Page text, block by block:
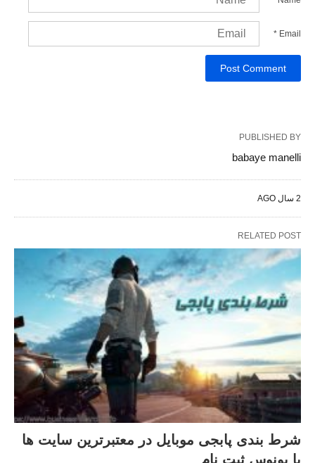
Email
*
PUBLISHED BY
babaye manelli
2 سال AGO
RELATED POST
شرط بندی پابجی موبایل در معتبرترین سایت ها
با بونوس ثبت نام